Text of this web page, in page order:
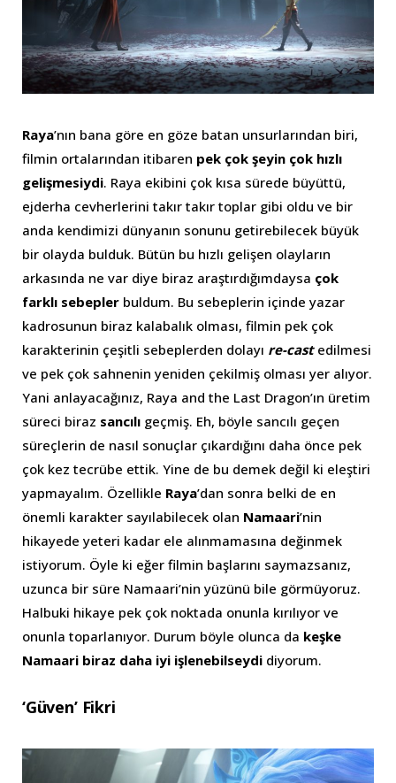
Raya’nın bana göre en göze batan unsurlarından biri,
filmin ortalarından itibaren pek çok şeyin çok hızlı
gelişmesiydi. Raya ekibini çok kısa sürede büyüttü,
ejderha cevherlerini takır takır toplar gibi oldu ve bir
anda kendimizi dünyanın sonunu getirebilecek büyük
bir olayda bulduk. Bütün bu hızlı gelişen olayların
arkasında ne var diye biraz araştırdığımdaysa çok
farklı sebepler buldum. Bu sebeplerin içinde yazar
kadrosunun biraz kalabalık olması, filmin pek çok
karakterinin çeşitli sebeplerden dolayı re-castedilmesi
ve pek çok sahnenin yeniden çekilmiş olması yer alıyor.
Yani anlayacağınız, Raya and the Last Dragon’ın üretim
süreci biraz sancılı geçmiş. Eh, böyle sancılı geçen
süreçlerin de nasıl sonuçlar çıkardığını daha önce pek
çok kez tecrübe ettik. Yine de bu demek değil ki eleştiri
yapmayalım. Özellikle Raya’dan sonra belki de en
önemli karakter sayılabilecek olan Namaari’nin
hikayede yeteri kadar ele alınmamasına değinmek
istiyorum. Öyle ki eğer filmin başlarını saymazsanız,
uzunca bir süre Namaari’nin yüzünü bile görmüyoruz.
Halbuki hikaye pek çok noktada onunla kırılıyor ve
onunla toparlanıyor. Durum böyle olunca da keşke
Namaari biraz daha iyi işlenebilseydi diyorum.
‘Güven’ Fikri